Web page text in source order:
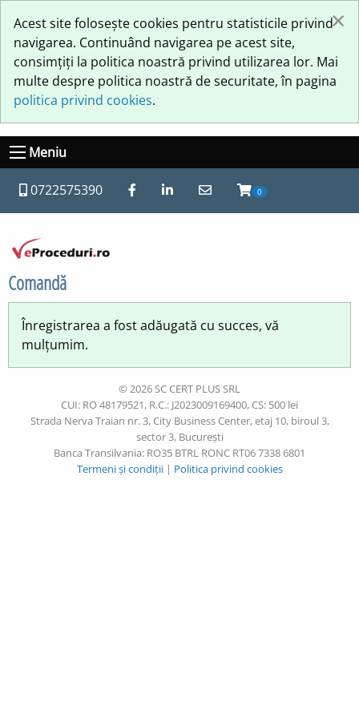
Acest site folosește cookies pentru statisticile privind
navigarea. Continuând navigarea pe acest site,
consimțiți la politica noastră privind utilizarea lor. Mai
multe despre politica noastră de securitate, în pagina
politica privind cookies.
×
Meniu
0722575390 0
Comandă
Înregistrarea a fost adăugată cu succes, vă
mulțumim.
© 2026 SC CERT PLUS SRL
CUI: RO 48179521, R.C.: J2023009169400, CS: 500 lei
Strada Nerva Traian nr. 3, City Business Center, etaj 10, biroul 3,
sector 3, București
Banca Transilvania: RO35 BTRL RONC RT06 7338 6801
Termeni și condiții| Politica privind cookies